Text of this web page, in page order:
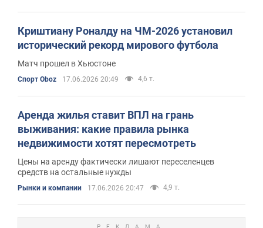
Криштиану Роналду на ЧМ-2026 установил
исторический рекорд мирового футбола
Матч прошел в Хьюстоне
Спорт Oboz 17.06.2026 20:49 4,6 т.
Аренда жилья ставит ВПЛ на грань
выживания: какие правила рынка
недвижимости хотят пересмотреть
Цены на аренду фактически лишают переселенцев
средств на остальные нужды
Рынки и компании 17.06.2026 20:47 4,9 т.